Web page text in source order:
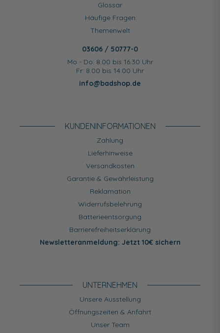
Glossar
Häufige Fragen
Themenwelt
03606 / 50777-0
Mo - Do: 8.00 bis 16.30 Uhr
Fr: 8.00 bis 14.00 Uhr
info@badshop.de
KUNDEN­INFORMATIONEN
Zahlung
Lieferhinweise
Versandkosten
Garantie & Gewährleistung
Reklamation
Widerrufsbelehrung
Batterieentsorgung
Barrierefreiheitserklärung
Newsletteranmeldung: Jetzt 10€ sichern
UNTERNEHMEN
Unsere Ausstellung
Öffnungszeiten & Anfahrt
Unser Team